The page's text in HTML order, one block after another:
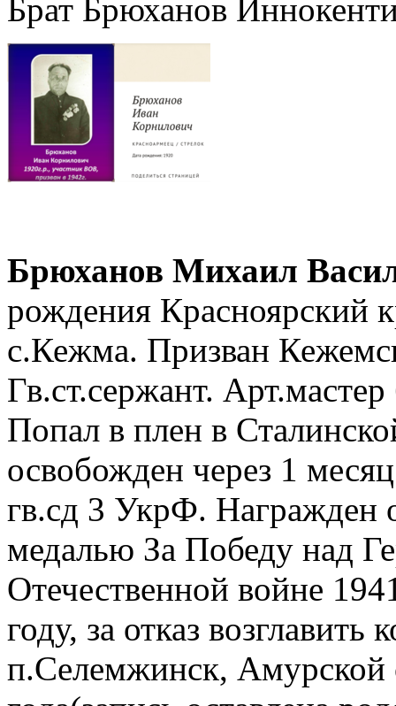
Брат Брюханов
Брюханов Михаил
рождения Красноярский
с.Кежма. Призван
Гв.ст.сержант.
Попал в плен в
освобожден через 1
гв.сд 3 УкрФ. Награжден
медалью За Победу над
Отечественной войне
году, за отказ возглавить
п.Селемжинск, Амурской